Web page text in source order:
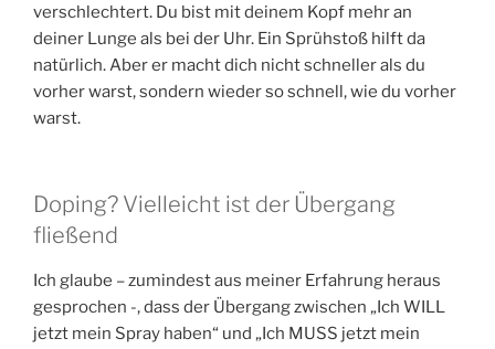
verschlechtert. Du bist mit deinem Kopf mehr an
deiner Lunge als bei der Uhr. Ein Sprühstoß hilft da
natürlich. Aber er macht dich nicht schneller als du
vorher warst, sondern wieder so schnell, wie du vorher
warst.
Doping? Vielleicht ist der Übergang
fließend
Ich glaube – zumindest aus meiner Erfahrung heraus
gesprochen -, dass der Übergang zwischen „Ich WILL
jetzt mein Spray haben“ und „Ich MUSS jetzt mein